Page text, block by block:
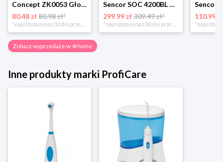
Concept ZK0053 Głowica wymienna PERFECT SMILE Soft Clean, 4 szt., czarny
80.48 zł80.98 zł*
*najniższa cena z 30 dni przed obniżką
Sencor SOC 4200BL Szczoteczka do zębów
299.99 zł 309.49 zł*
*najniższa cena z 30 dni przed obniżką
110.99 zł
Zobacz wyprzedaże w 4Home
Inne produkty marki ProfiCare